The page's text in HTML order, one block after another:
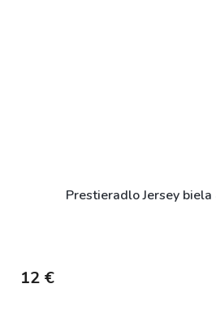
Prestieradlo Jersey
12 €